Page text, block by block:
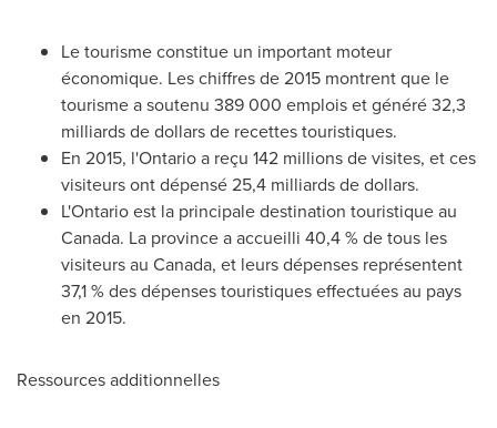
Le tourisme constitue un important moteur
économique. Les chiffres de 2015 montrent que le
tourisme a soutenu 389 000 emplois et généré 32,3
milliards de dollars de recettes touristiques.
En 2015, l'Ontarioa reçu 142 millions de visites, et ces
visiteurs ont dépensé 25,4 milliards de dollars.
L'Ontarioest la principale destination touristique au
Canada. La province a accueilli 40,4 % de tous les
visiteurs au Canada, et leurs dépenses représentent
37,1 % des dépenses touristiques effectuées au pays
en 2015.
Ressources additionnelles